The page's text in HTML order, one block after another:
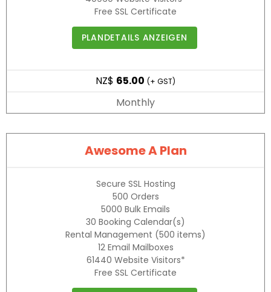
Free SSL Certificate
PLANDETAILS ANZEIGEN
NZ$ 65.00 (+ GST)
Monthly
Awesome A Plan
Secure SSL Hosting
500 Orders
5000 Bulk Emails
30 Booking Calendar(s)
Rental Management (500 items)
12Email Mailboxes
61440 Website Visitors*
Free SSL Certificate